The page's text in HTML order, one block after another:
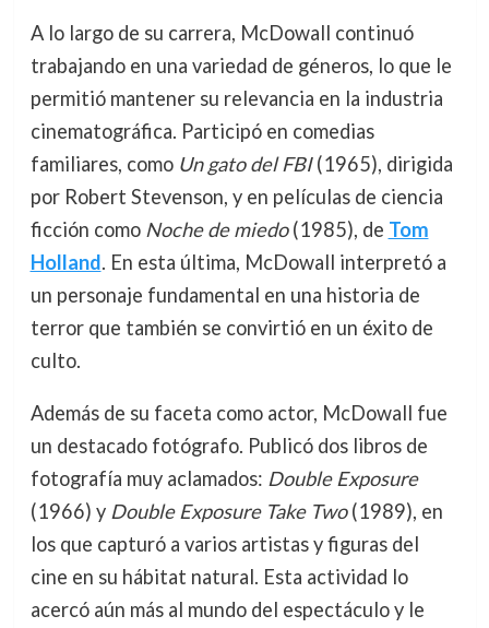
A lo largo de su carrera, McDowall continuó
trabajando en una variedad de géneros, lo que le
permitió mantener su relevancia en la industria
cinematográfica. Participó en comedias
familiares, como Un gato del FBI(1965), dirigida
por Robert Stevenson, y en películas de ciencia
ficción como Noche de miedo(1985), de Tom
Holland. En esta última, McDowall interpretó a
un personaje fundamental en una historia de
terror que también se convirtió en un éxito de
culto.
Además de su faceta como actor, McDowall fue
un destacado fotógrafo. Publicó dos libros de
fotografía muy aclamados: Double Exposure
(1966) y Double Exposure Take Two(1989), en
los que capturó a varios artistas y figuras del
cine en su hábitat natural. Esta actividad lo
acercó aún más al mundo del espectáculo y le